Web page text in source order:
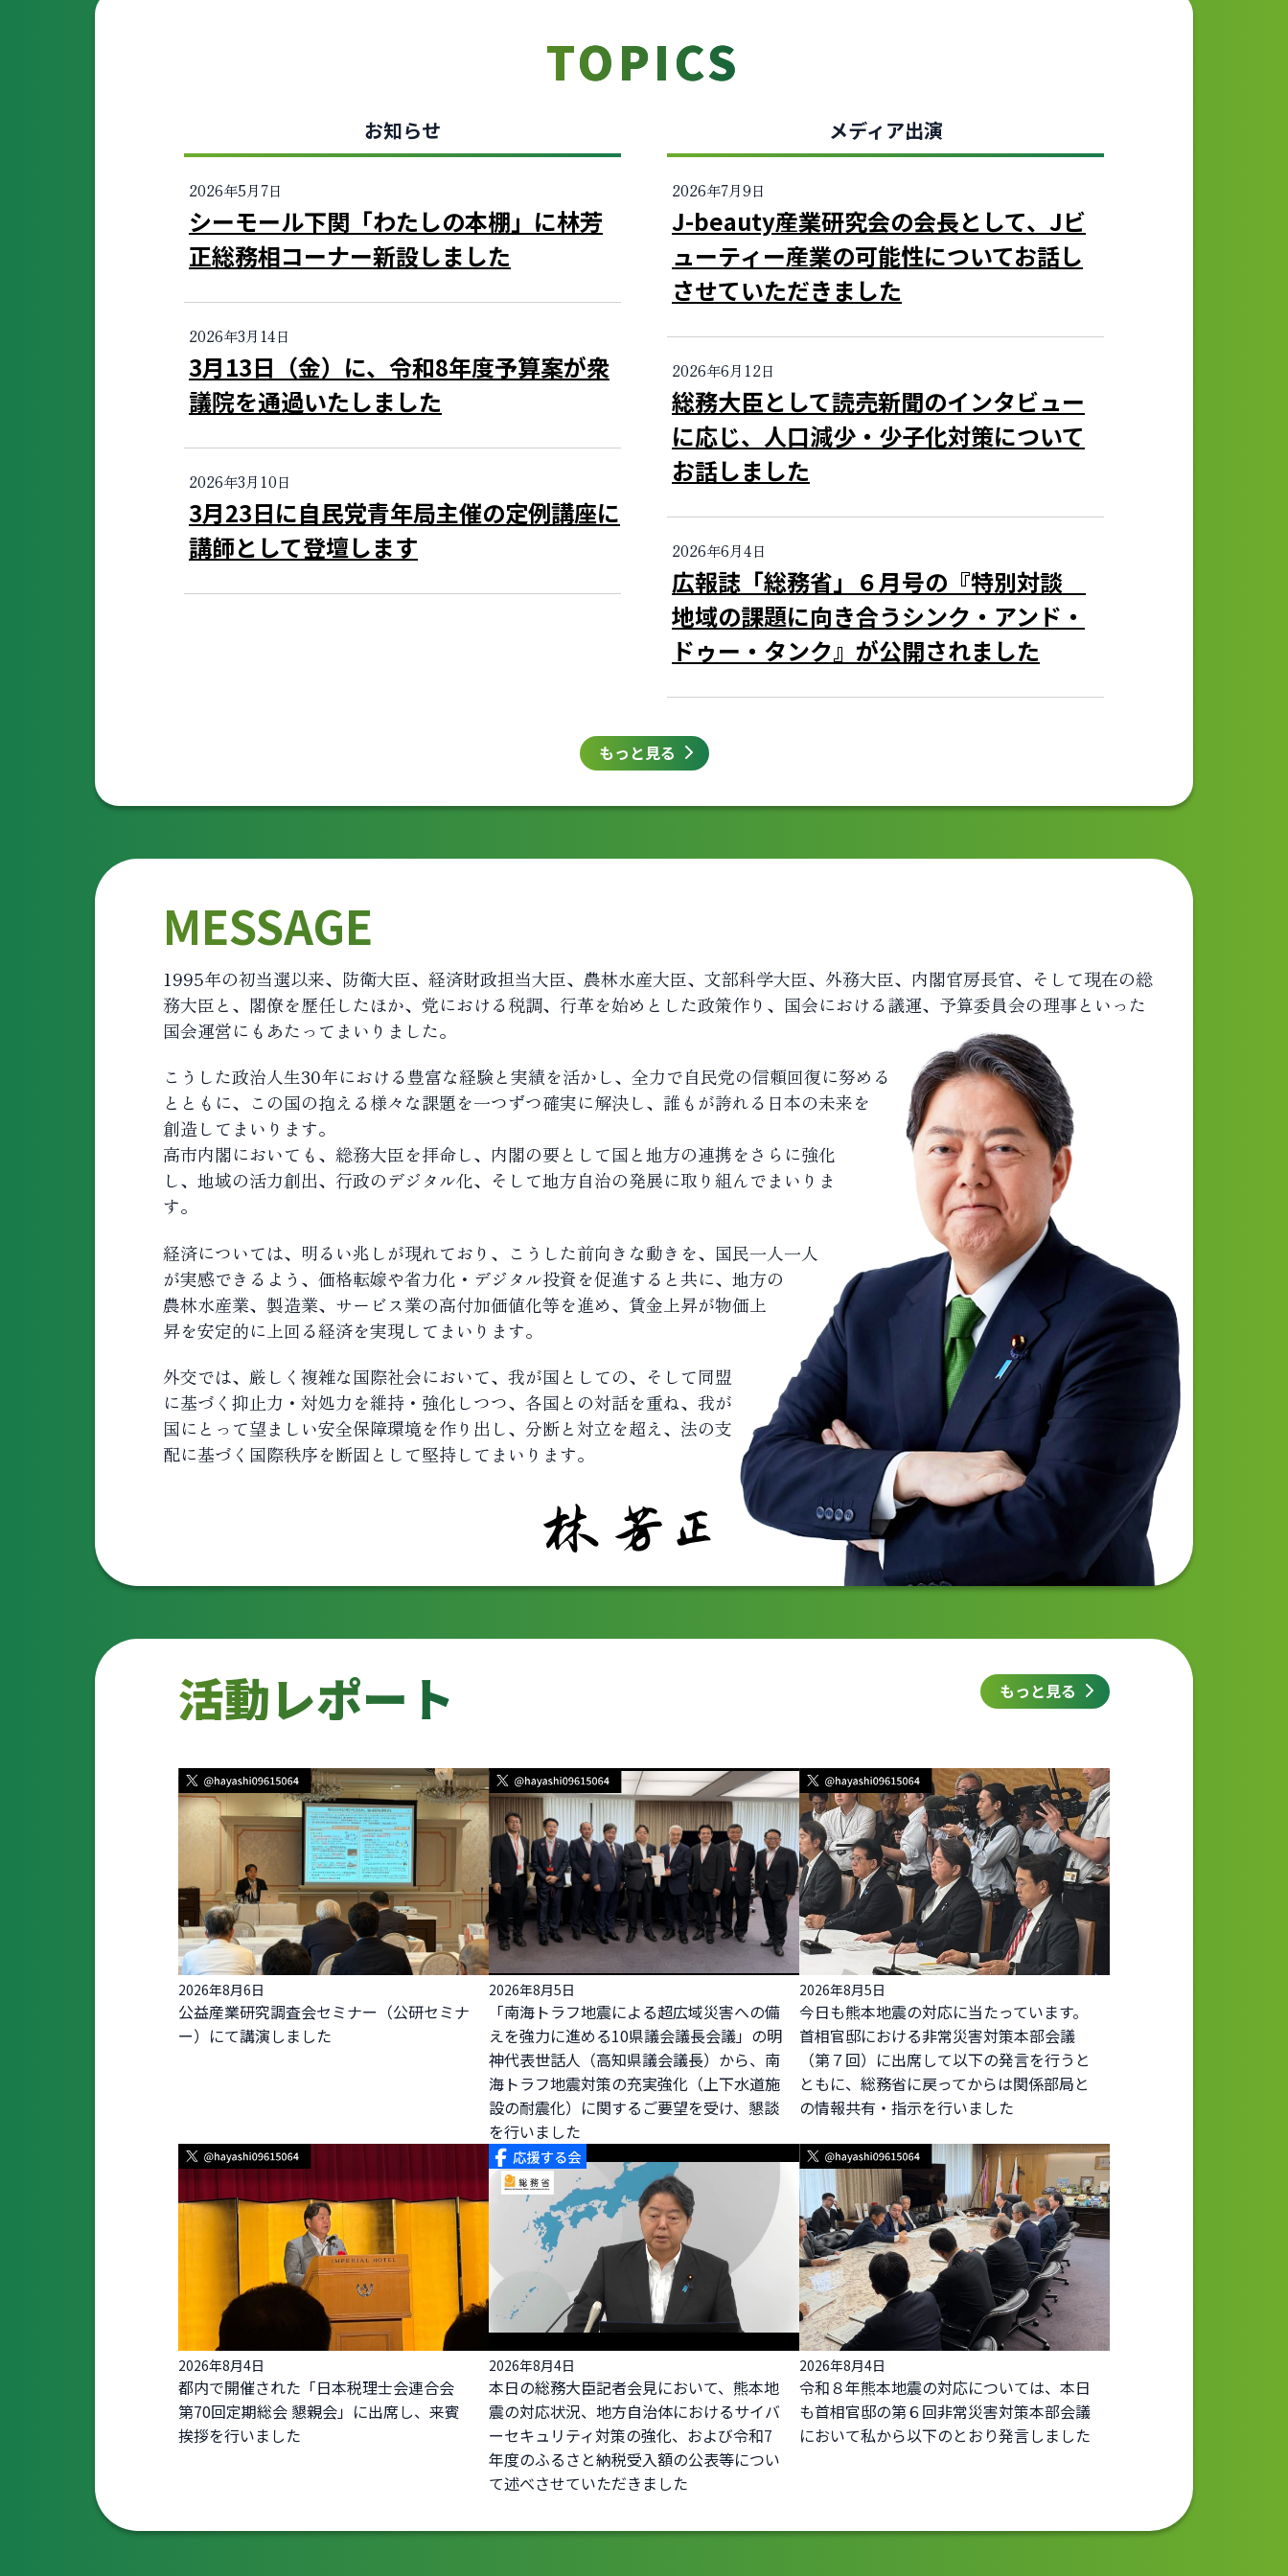
TOPICS
お知らせ
2026年5月7日
シーモール下関「わたしの本棚」に林芳
正総務相コーナー新設しました
2026年3月14日
3月13日（金）に、令和8年度予算案が衆
議院を通過いたしました
2026年3月10日
3月23日に自民党青年局主催の定例講座に
講師として登壇します
メディア出演
2026年7月9日
J-beauty産業研究会の会長として、Jビ
ューティー産業の可能性についてお話し
させていただきました
2026年6月12日
総務大臣として読売新聞のインタビュー
に応じ、人口減少・少子化対策について
お話しました
2026年6月4日
広報誌「総務省」６月号の『特別対談
地域の課題に向き合うシンク・アンド・
ドゥー・タンク』が公開されました
もっと見る
MESSAGE
1995年の初当選以来、防衛大臣、経済財政担当大臣、農林水産大臣、文部科学大臣、外務大臣、内閣官房長官、そして現在の総
務大臣と、閣僚を歴任したほか、党における税調、行革を始めとした政策作り、国会における議運、予算委員会の理事といった
国会運営にもあたってまいりました。
こうした政治人生30年における豊富な経験と実績を活かし、全力で自民党の信頼回復に努める
とともに、この国の抱える様々な課題を一つずつ確実に解決し、誰もが誇れる日本の未来を
創造してまいります。
高市内閣においても、総務大臣を拝命し、内閣の要として国と地方の連携をさらに強化
し、地域の活力創出、行政のデジタル化、そして地方自治の発展に取り組んでまいりま
す。
経済については、明るい兆しが現れており、こうした前向きな動きを、国民一人一人
が実感できるよう、価格転嫁や省力化・デジタル投資を促進すると共に、地方の
農林水産業、製造業、サービス業の高付加価値化等を進め、賃金上昇が物価上
昇を安定的に上回る経済を実現してまいります。
外交では、厳しく複雑な国際社会において、我が国としての、そして同盟
に基づく抑止力・対処力を維持・強化しつつ、各国との対話を重ね、我が
国にとって望ましい安全保障環境を作り出し、分断と対立を超え、法の支
配に基づく国際秩序を断固として堅持してまいります。
活動レポート もっと見る
2026年8月6日
公益産業研究調査会セミナー（公研セミナ
ー）にて講演しました
2026年8月5日
「南海トラフ地震による超広域災害への備
えを強力に進める10県議会議長会議」の明
神代表世話人（高知県議会議長）から、南
海トラフ地震対策の充実強化（上下水道施
設の耐震化）に関するご要望を受け、懇談
を行いました
2026年8月5日
今日も熊本地震の対応に当たっています。
首相官邸における非常災害対策本部会議
（第７回）に出席して以下の発言を行うと
ともに、総務省に戻ってからは関係部局と
の情報共有・指示を行いました
2026年8月4日
都内で開催された「日本税理士会連合会
第70回定期総会 懇親会」に出席し、来賓
挨拶を行いました
2026年8月4日
本日の総務大臣記者会見において、熊本地
震の対応状況、地方自治体におけるサイバ
ーセキュリティ対策の強化、および令和7
年度のふるさと納税受入額の公表等につい
て述べさせていただきました
2026年8月4日
令和８年熊本地震の対応については、本日
も首相官邸の第６回非常災害対策本部会議
において私から以下のとおり発言しました